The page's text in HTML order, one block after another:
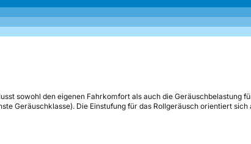
sowohl den eigenen Fahrkomfort als auch die Geräuschbelastung
Geräuschklasse). Die Einstufung für das Rollgeräusch orientiert sich